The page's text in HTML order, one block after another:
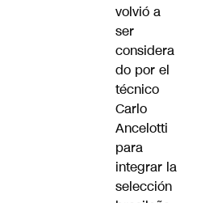
volvió a
ser
considera
do por el
técnico
Carlo
Ancelotti
para
integrar la
selección